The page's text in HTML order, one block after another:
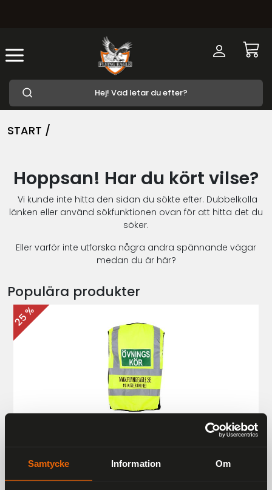
Samtycke Information Om
START /
Hoppsan! Har du kört vilse?
Vi kunde inte hitta den sidan du sökte efter. Dubbelkolla
länken eller använd sökfunktionen ovan för att hitta det du
söker.
Eller varför inte utforska några andra spännande vägar
medan du är här?
Populära produkter
25 %
187 kr
249 kr